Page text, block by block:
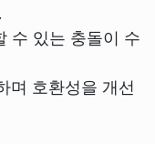
수 있는 충돌이 수
며 호환성을 개선